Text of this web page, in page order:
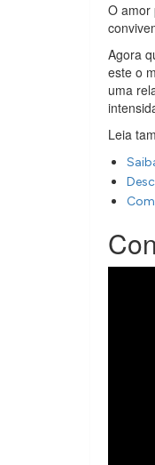
O amor
Agora
este o
uma
Leia